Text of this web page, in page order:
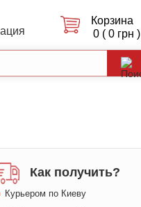
Корзина
0 ( 0 грн )
Как получить?
Курьером по Киеву